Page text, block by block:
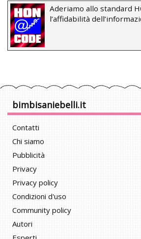
Aderiamo allo standard
l’affidabilità
bimbisaniebelli.it
Contatti
Chi siamo
Pubblicità
Privacy
Privacy policy
Condizioni d'uso
Community policy
Autori